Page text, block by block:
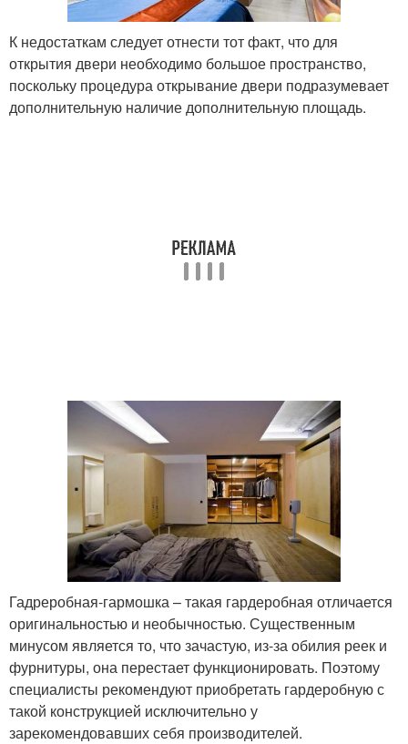
К недостаткам следует отнести тот факт, что для
открытия двери необходимо большое пространство,
поскольку процедура открывание двери подразумевает
дополнительную наличие дополнительную площадь.
Гадреробная-гармошка – такая гардеробная отличается
оригинальностью и необычностью. Существенным
минусом является то, что зачастую, из-за обилия реек и
фурнитуры, она перестает функционировать. Поэтому
специалисты рекомендуют приобретать гардеробную с
такой конструкцией исключительно у
зарекомендовавших себя производителей.